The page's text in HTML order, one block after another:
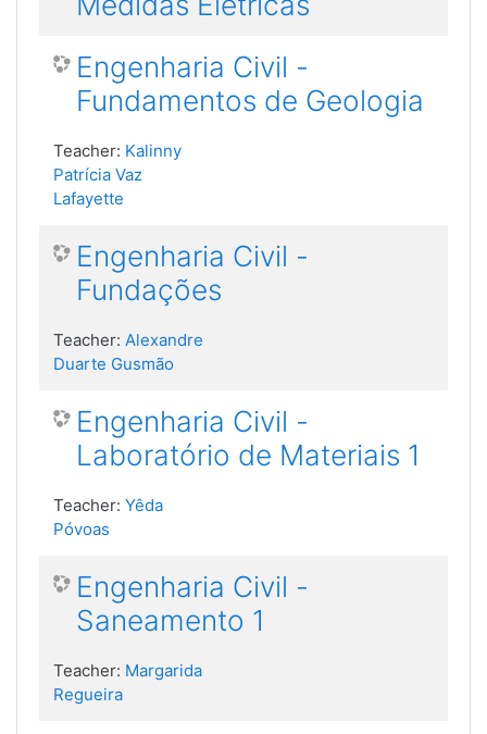
Engenharia Civil -
Fundamentos de Geologia
Teacher: Kalinny
Patrícia Vaz
Lafayette
Engenharia Civil -
Fundações
Teacher: Alexandre
Duarte Gusmão
Engenharia Civil -
Laboratório de Materiais 1
Teacher: Yêda
Póvoas
Engenharia Civil -
Saneamento 1
Teacher: Margarida
Regueira